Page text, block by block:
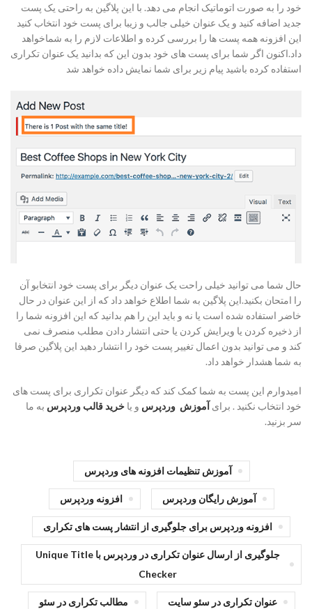
خود را به صورت اتوماتیک انجام می دهد. با این پلاگین به راحتی یک پست
جدید اضافه کنید و یک عنوان خیلی جالب و زیبا برای پست خود انتخاب کنید
این افزونه همه پست ها را بررسی کرده و اطلاعات لازم را به شماخواهد
داد.اکنون اگر شما برای پست های خود بدون این که بدانید یک عنوان تکراری
استفاده کرده باشید پیام زیر برای شما نمایش داده خواهد شد
حال شما می توانید خیلی راحت یک عنوان دیگر برای پست خود انتخابو آن
را امتحان بکنید.این پلاگین به شما اطلاع خواهد داد که از این عنوان در حال
خاضر استفاده شده است یا نه و باید این را هم بدانید که این افزونه شما را
از ذخیره کردن یا ویرایش کردن یا حتی انتشار دادن مطلب منصرف نمی
کند و می توانید بدون اعمال تغییر پست خود را انتشار دهید این پلاگین صرفا
به شما هشدار خواهد داد.
امیدوارم این پست به شما کمک کند که دیگر عنوان تکراری برای پست های
خود انتخاب نکنید . برای آموزش وردپرس و یا خرید قالب وردپرس به ما
سر بزنید.
آموزش تنظیمات افزونه های وردپرس
آموزش رایگان وردپرس افزونه وردپرس
افزونه وردپرس برای جلوگیری از انتشار پست های تکراری
جلوگیری از ارسال عنوان تکراری در وردپرس با Unique Title
Checker
عنوان تکراری در سئو سایت مطالب تکراری در سئو